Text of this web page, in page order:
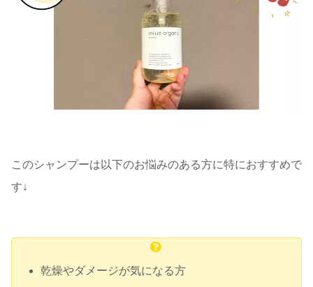
このシャンプーは以下のお悩みのある方に特におすすめで
す↓
乾燥やダメージが気になる方